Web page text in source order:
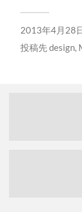
2013年4月28
投稿先design,